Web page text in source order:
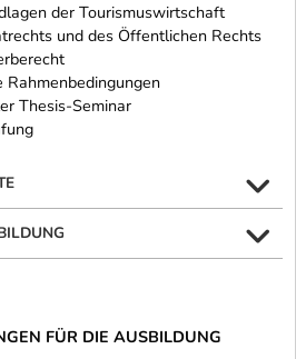
der Tourismuswirtschaft
und des Öffentlichen Rechts
Thesis-Seminar
FÜR DIE AUSBILDUNG